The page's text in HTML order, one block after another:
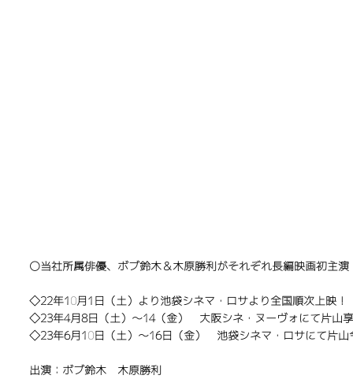
〇当社所属俳優、ボブ鈴木＆木原勝利がそれぞれ長編映画初主
◇22年10月1日（土）より池袋シネマ・ロサより全国順次上映！
◇23年4月8日（土）～14（金） 大阪シネ・ヌーヴォにて片山
◇23年6月10日（土）～16日（金） 池袋シネマ・ロサにて片山
出演：ボブ鈴木 木原勝利